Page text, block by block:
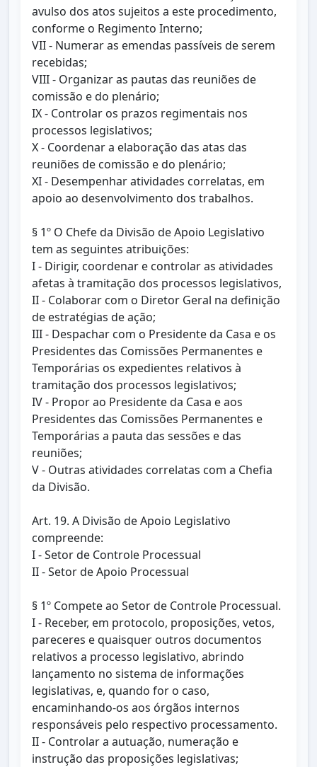
avulso dos atos sujeitos a este procedimento,
conforme o Regimento Interno;
VII - Numerar as emendas passíveis de serem
recebidas;
VIII - Organizar as pautas das reuniões de
comissão e do plenário;
IX - Controlar os prazos regimentais nos
processos legislativos;
X - Coordenar a elaboração das atas das
reuniões de comissão e do plenário;
XI - Desempenhar atividades correlatas, em
apoio ao desenvolvimento dos trabalhos.
§ 1º O Chefe da Divisão de Apoio Legislativo
tem as seguintes atribuições:
I - Dirigir, coordenar e controlar as atividades
afetas à tramitação dos processos legislativos,
II - Colaborar com o Diretor Geral na definição
de estratégias de ação;
III - Despachar com o Presidente da Casa e os
Presidentes das Comissões Permanentes e
Temporárias os expedientes relativos à
tramitação dos processos legislativos;
IV - Propor ao Presidente da Casa e aos
Presidentes das Comissões Permanentes e
Temporárias a pauta das sessões e das
reuniões;
V - Outras atividades correlatas com a Chefia
da Divisão.
Art. 19. A Divisão de Apoio Legislativo
compreende:
I - Setor de Controle Processual
II - Setor de Apoio Processual
§ 1º Compete ao Setor de Controle Processual.
I - Receber, em protocolo, proposições, vetos,
pareceres e quaisquer outros documentos
relativos a processo legislativo, abrindo
lançamento no sistema de informações
legislativas, e, quando for o caso,
encaminhando-os aos órgãos internos
responsáveis pelo respectivo processamento.
II - Controlar a autuação, numeração e
instrução das proposições legislativas;